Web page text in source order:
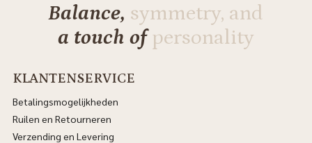
Balance, symmetry, and
a touch ofpersonality
KLANTENSERVICE
Betalingsmogelijkheden
Ruilen en Retourneren
Verzending en Levering